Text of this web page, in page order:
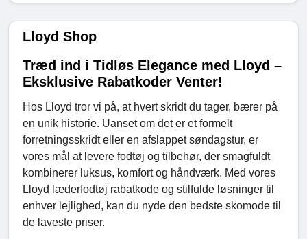
Lloyd Shop
Træd ind i Tidløs Elegance med Lloyd –
Eksklusive Rabatkoder Venter!
Hos Lloyd tror vi på, at hvert skridt du tager, bærer på
en unik historie. Uanset om det er et formelt
forretningsskridt eller en afslappet søndagstur, er
vores mål at levere fodtøj og tilbehør, der smagfuldt
kombinerer luksus, komfort og håndværk. Med vores
Lloyd læderfodtøj rabatkode og stilfulde løsninger til
enhver lejlighed, kan du nyde den bedste skomode til
de laveste priser.